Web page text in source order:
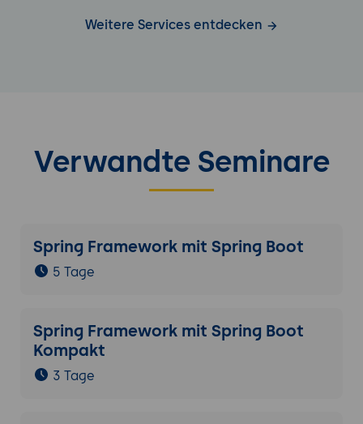
Weitere Services entdecken
Verwandte Seminare
Spring Framework mit Spring Boot
5 Tage
Spring Framework mit Spring Boot
Kompakt
3 Tage